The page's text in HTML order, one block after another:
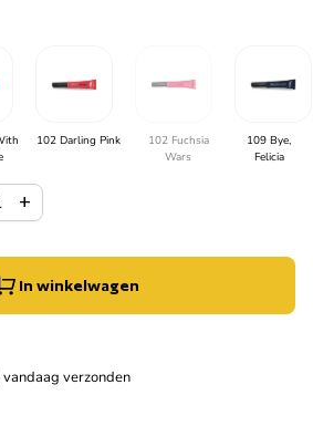
102 Darling Pink
102 Fuchsia
Wars
109 Bye,
Felicia
verlagen voor
Verhoog de hoeveelheid voor
add
In winkelwagen
verzonden